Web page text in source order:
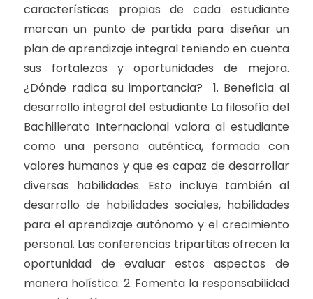
características propias de cada estudiante
marcan un punto de partida para diseñar un
plan de aprendizaje integral teniendo en cuenta
sus fortalezas y oportunidades de mejora.
¿Dónde radica su importancia? 1. Beneficia al
desarrollo integral del estudiante La filosofía del
Bachillerato Internacional valora al estudiante
como una persona auténtica, formada con
valores humanos y que es capaz de desarrollar
diversas habilidades. Esto incluye también al
desarrollo de habilidades sociales, habilidades
para el aprendizaje autónomo y el crecimiento
personal. Las conferencias tripartitas ofrecen la
oportunidad de evaluar estos aspectos de
manera holística. 2. Fomenta la responsabilidad